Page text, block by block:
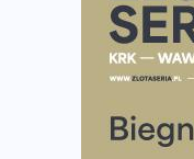
European Marathon
listach startowych